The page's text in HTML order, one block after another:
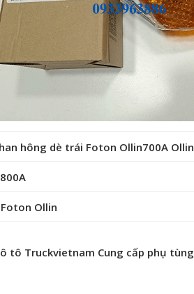
hông dè trái Foton Ollin700A
Ollin
tô Truckvietnam Cung cấp phụ